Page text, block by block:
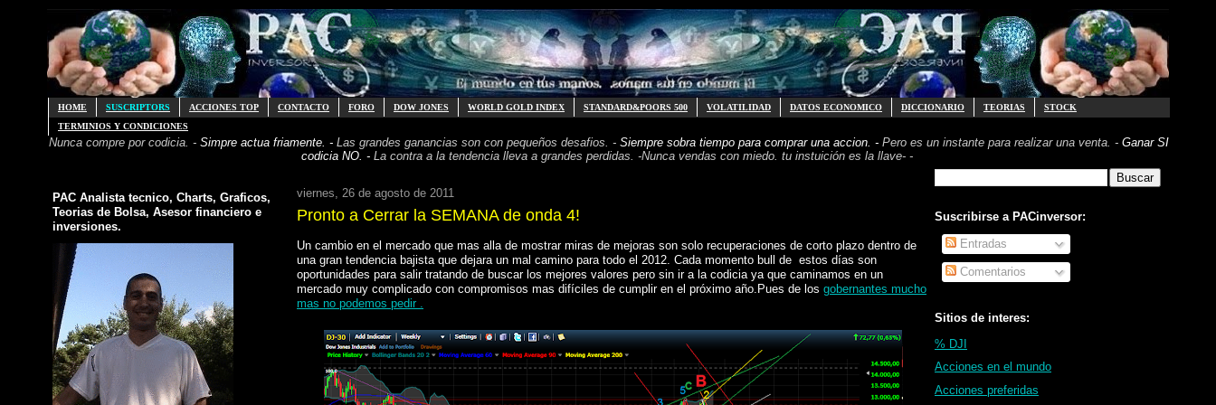
HOME SUSCRIPTORS ACCIONES TOP CONTACTO FORO DOW JONES WORLD GOLD INDEX STANDARD&POORS 500 VOLATILIDAD DATOS ECONOMICO DICCIONARIO TEORIAS
STOCK
TERMINIOS Y CONDICIONES
Nunca compre por codicia. - Simpre actua friamente. - Las grandes ganancias son con pequeños desafios. - Siempre sobra tiempo para comprar una accion. - Pero es un instante para realizar una venta. - Ganar SI
codicia NO. - La contra a la tendencia lleva a grandes perdidas. -Nunca vendas con miedo. tu instuición es la llave- -
PAC Analista tecnico, Charts, Graficos,
Teorias de Bolsa, Asesor financiero e
inversiones.
viernes, 26 de agosto de 2011
Pronto a Cerrar la SEMANA de onda 4!
Un cambio en el mercado que mas alla de mostrar miras de mejoras son solo recuperaciones de corto plazo dentro de
una gran tendencia bajista que dejara un mal camino para todo el 2012. Cada momento bull de estos días son
oportunidades para salir tratando de buscar los mejores valores pero sin ir a la codicia ya que caminamos en un
mercado muy complicado con compromisos mas difíciles de cumplir en el próximo año.Pues de los gobernantes mucho
mas no podemos pedir .
Suscribirse a PACinversor:
Entradas
Comentarios
Sitios de interes:
% DJI
Acciones en el mundo
Acciones preferidas